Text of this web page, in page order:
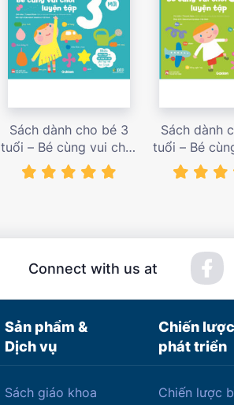
Sách dành cho bé 3
tuổi – Bé cùng vui chơi
luyện tập – Sách vui
chơi tương tác tăng
Sách dành
tuổi – Bé
luyện tập –
chơi tương
Connect with us at
Sản phẩm &
Dịch vụ
Chiến lược
phát triển
Sách giáo khoa
Chiến lược